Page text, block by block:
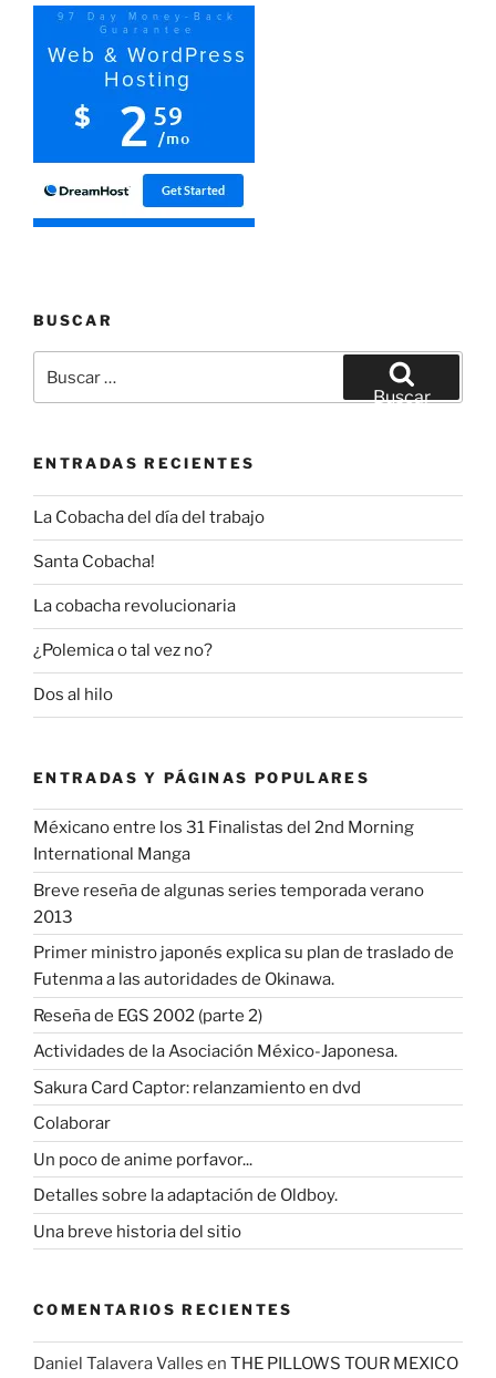
BUSCAR
por:
Buscar
ENTRADAS RECIENTES
La Cobacha del día del trabajo
Santa Cobacha!
La cobacha revolucionaria
¿Polemica o tal vez no?
Dos al hilo
ENTRADAS Y PÁGINAS POPULARES
Méxicano entre los 31 Finalistas del 2nd Morning
International Manga
Breve reseña de algunas series temporada verano
2013
Primer ministro japonés explica su plan de traslado de
Futenma a las autoridades de Okinawa.
Reseña de EGS 2002 (parte 2)
Actividades de la Asociación México-Japonesa.
Sakura Card Captor: relanzamiento en dvd
Colaborar
Un poco de anime porfavor...
Detalles sobre la adaptación de Oldboy.
Una breve historia del sitio
COMENTARIOS RECIENTES
Daniel Talavera Valles en THE PILLOWS TOUR MEXICO